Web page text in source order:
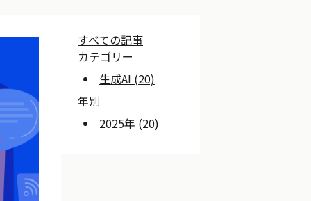
すべての記事
カテゴリー
生成AI (20)
年別
2025年 (20)